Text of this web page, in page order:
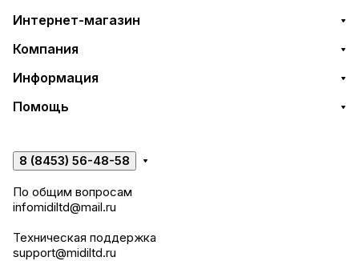
Интернет-магазин
Компания
Информация
Помощь
8 (8453) 56-48-58
По общим вопросам
infomidiltd@mail.ru
Техническая поддержка
support@midiltd.ru